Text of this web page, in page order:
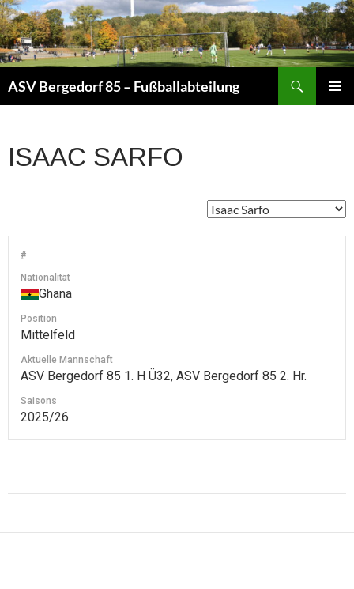
Zum
Inhalt
springen
ASV Bergedorf 85 – Fußballabteilung
ISAAC SARFO
#
Nationalität
Ghana
Position
Mittelfeld
Aktuelle Mannschaft
ASV Bergedorf 85 1. H Ü32, ASV Bergedorf 85 2. Hr.
Saisons
2025/26